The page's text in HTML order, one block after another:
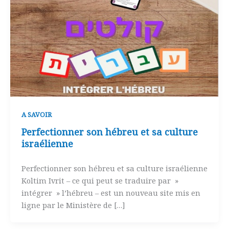
A SAVOIR
Perfectionner son hébreu et sa culture
israélienne
Perfectionner son hébreu et sa culture israélienne
Koltim Ivrit – ce qui peut se traduire par »
intégrer » l’hébreu – est un nouveau site mis en
ligne par le Ministère de […]